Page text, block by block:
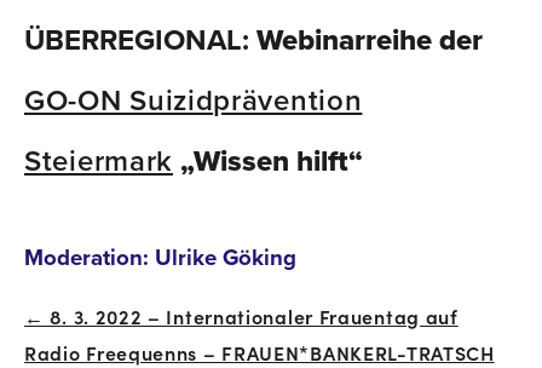
ÜBERREGIONAL: Webinarreihe der
GO-ON Suizidprävention
Steiermark „Wissen hilft“
Moderation: Ulrike Göking
Beitrags-
← 8. 3. 2022 – Internationaler Frauentag auf
Radio Freequenns – FRAUEN*BANKERL-TRATSCH